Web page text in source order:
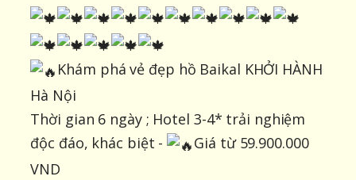
Khám phá vẻ đẹp hồ Baikal KHỞI HÀNH
Hà Nội
Thời gian 6 ngày ; Hotel 3-4* trải nghiệm
độc đáo, khác biệt -
Giá từ 59.900.000
VND